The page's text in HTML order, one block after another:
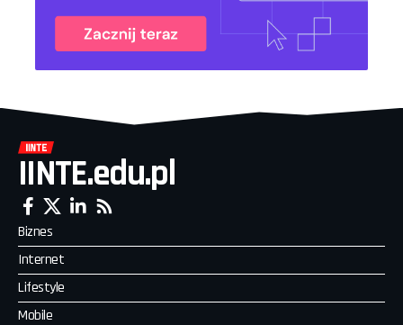
IINTE.edu.pl
Biznes
Internet
Lifestyle
Mobile